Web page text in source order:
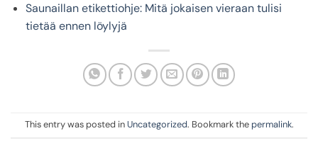
Saunaillan etikettiohje: Mitä jokaisen vieraan tulisi
tietää ennen löylyjä
This entry was posted inUncategorized. Bookmark the permalink.